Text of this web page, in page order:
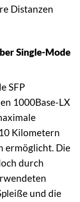
Distanzen
Single-Mode
SFP
1000Base-LX
Kilometern
ermöglicht. Die
durch
und die